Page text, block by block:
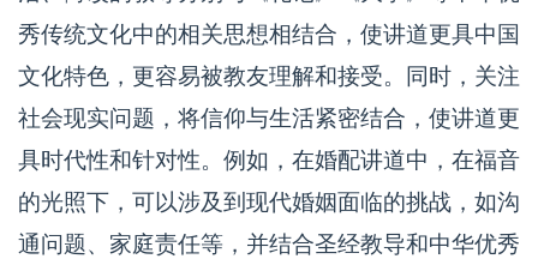
秀传统文化中的相关思想相结合，使讲道更具中国
文化特色，更容易被教友理解和接受。同时，关注
社会现实问题，将信仰与生活紧密结合，使讲道更
具时代性和针对性。例如，在婚配讲道中，在福音
的光照下，可以涉及到现代婚姻面临的挑战，如沟
通问题、家庭责任等，并结合圣经教导和中华优秀